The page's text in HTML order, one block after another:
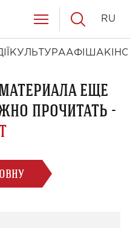
КУЛЬТУРААФІША КІНО
RU
ЕЩЕ
ПРОЧИТАТЬ -